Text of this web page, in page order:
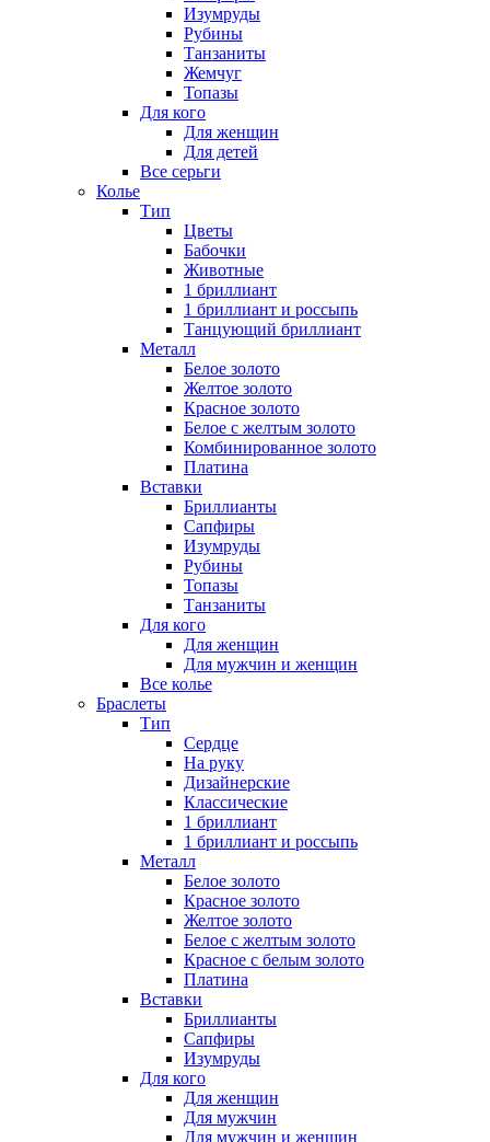
Изумруды
Рубины
Танзаниты
Жемчуг
Топазы
Для кого
Для женщин
Для детей
Все серьги
Колье
Тип
Цветы
Бабочки
Животные
1 бриллиант
1 бриллиант и россыпь
Танцующий бриллиант
Металл
Белое золото
Желтое золото
Красное золото
Белое с желтым золото
Комбинированное золото
Платина
Вставки
Бриллианты
Сапфиры
Изумруды
Рубины
Топазы
Танзаниты
Для кого
Для женщин
Для мужчин и женщин
Все колье
Браслеты
Тип
Сердце
На руку
Дизайнерские
Классические
1 бриллиант
1 бриллиант и россыпь
Металл
Белое золото
Красное золото
Желтое золото
Белое с желтым золото
Красное с белым золото
Платина
Вставки
Бриллианты
Сапфиры
Изумруды
Для кого
Для женщин
Для мужчин
Для мужчин и женщин